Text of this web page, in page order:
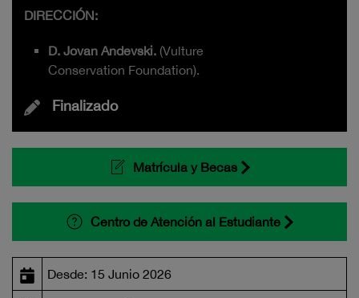
DIRECCIÓN:
D. Jovan Andevski. (Vulture
Conservation Foundation).
Finalizado
Matrícula y Becas
Centro de Atención al Estudiante
Desde: 15 Junio 2026